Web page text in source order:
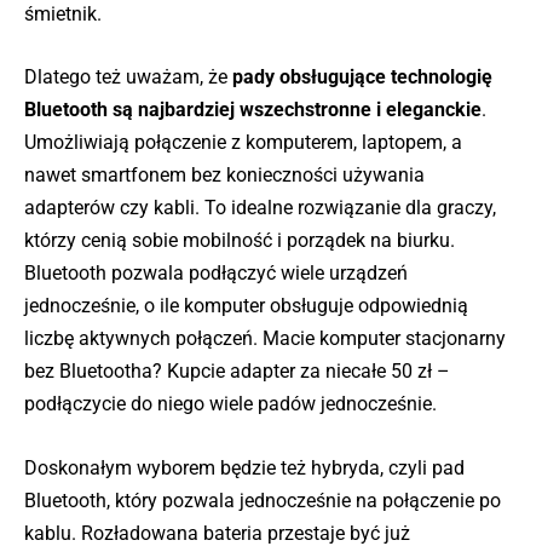
śmietnik.
Dlatego też uważam, że pady obsługujące technologię
Bluetooth są najbardziej wszechstronne i eleganckie.
Umożliwiają połączenie z komputerem, laptopem, a
nawet smartfonem bez konieczności używania
adapterów czy kabli. To idealne rozwiązanie dla graczy,
którzy cenią sobie mobilność i porządek na biurku.
Bluetooth pozwala podłączyć wiele urządzeń
jednocześnie, o ile komputer obsługuje odpowiednią
liczbę aktywnych połączeń. Macie komputer stacjonarny
bez Bluetootha? Kupcie adapter za niecałe 50 zł –
podłączycie do niego wiele padów jednocześnie.
Doskonałym wyborem będzie też hybryda, czyli pad
Bluetooth, który pozwala jednocześnie na połączenie po
kablu. Rozładowana bateria przestaje być już